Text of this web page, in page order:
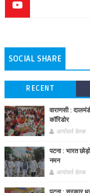
SOCIAL SHARE
RECENT
वाराणसी :
कॉरिडोर
आर्यावर्त डेस्क
पटना : भारत
नमन
आर्यावर्त डेस्क